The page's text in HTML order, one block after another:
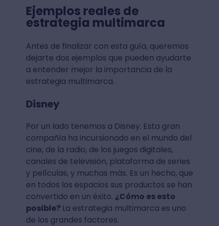
Ejemplos reales de
estrategia multimarca
Antes de finalizar con esta guía, queremos
dejarte dos ejemplos que pueden ayudarte
a entender mejor la importancia de la
estrategia multimarca.
Disney
Por un lado tenemos a Disney. Esta gran
compañía ha incursionado en el mundo del
cine, de la radio, de los juegos digitales,
canales de televisión, plataforma de series
y películas, y muchas más. Es un hecho, que
en todos los espacios sus productos se han
convertido en un éxito. ¿Cómo es esto
posible? La estrategia multimarca es uno
de los grandes factores.